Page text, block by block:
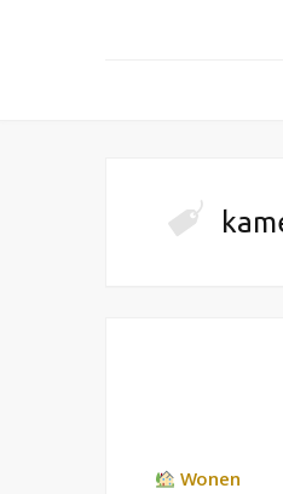
Wonen